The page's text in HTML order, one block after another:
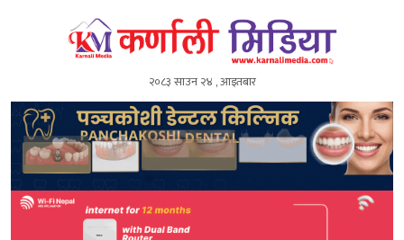
२०८३ साउन २४ , आइतबार